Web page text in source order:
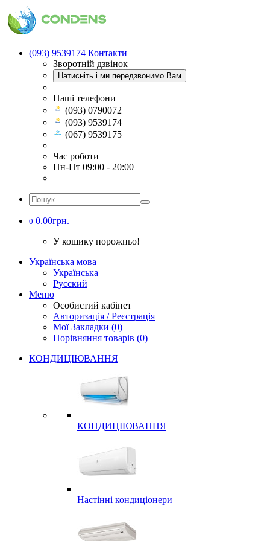
(093) 9539174 Контакти
Зворотній дзвінок
Натисніть і ми передзвонимо Вам
Наші телефони
(093) 0790072
(093) 9539174
(067) 9539175
Час роботи
Пн-Пт 09:00 - 20:00
0 0.00грн.
У кошику порожньо!
Українська мова
Українська
Русский
Меню
Особистий кабінет
Авторизація / Реєстрація
Мої Закладки (0)
Порівняння товарів (0)
КОНДИЦІЮВАННЯ
КОНДИЦІЮВАННЯ
Настінні кондиціонери